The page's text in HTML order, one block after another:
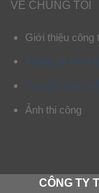
VỀ CHÚNG TÔI
Giới thiệu công
Thông tin liên hệ
Tư vấn chọn
Ảnh thi công
CÔNG TY